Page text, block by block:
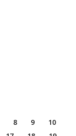
8 9
10